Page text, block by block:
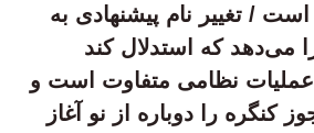
/ تغییر نام پیشنهادی به
می‌دهد که استدلال کند
نظامی متفاوت است و
مجوز کنگره را دوباره از نو آغاز